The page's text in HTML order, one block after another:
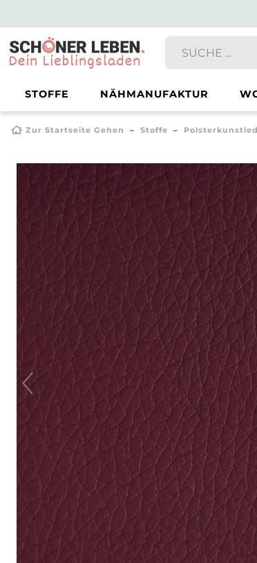
STOFFE NÄHMANUFAKTUR
Zur Startseite Gehen Stoffe